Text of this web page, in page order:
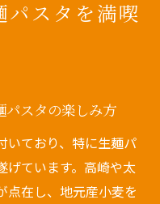
で堪能するコツ
タを洋食として味
パスタを満喫
パスタの楽しみ方
いており、特に生麺パ
げています。高崎や太
点在し、地元産小麦を